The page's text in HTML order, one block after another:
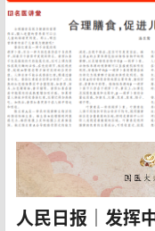
人民日报｜发挥